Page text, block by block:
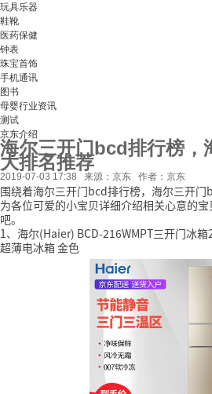
玩具乐器
鞋靴
医药保健
钟表
珠宝首饰
手机通讯
图书
母婴行业资讯
测试
京东介绍
海尔三开门bcd排行榜，
大排名推荐
2019-07-03 17:38 来源：京东 作者：京东
围绕着海尔三开门bcd排行榜，海尔三开门
为各位可爱的小宝贝详细介绍相关心意的
吧。
1、海尔(Haier) BCD-216WMPT三开门冰
超薄电冰箱 金色